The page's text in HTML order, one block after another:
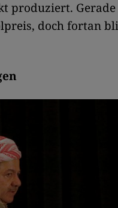
produziert.
doch fortan